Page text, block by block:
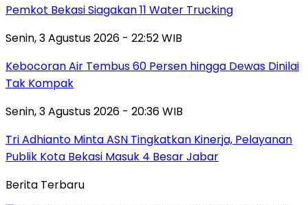
Pemkot Bekasi Siagakan 11 Water Trucking
Senin, 3 Agustus 2026 - 22:52 WIB
Kebocoran Air Tembus 60 Persen hingga Dewas Dinilai
Tak Kompak
Senin, 3 Agustus 2026 - 20:36 WIB
Tri Adhianto Minta ASN Tingkatkan Kinerja, Pelayanan
Publik Kota Bekasi Masuk 4 Besar Jabar
Berita Terbaru